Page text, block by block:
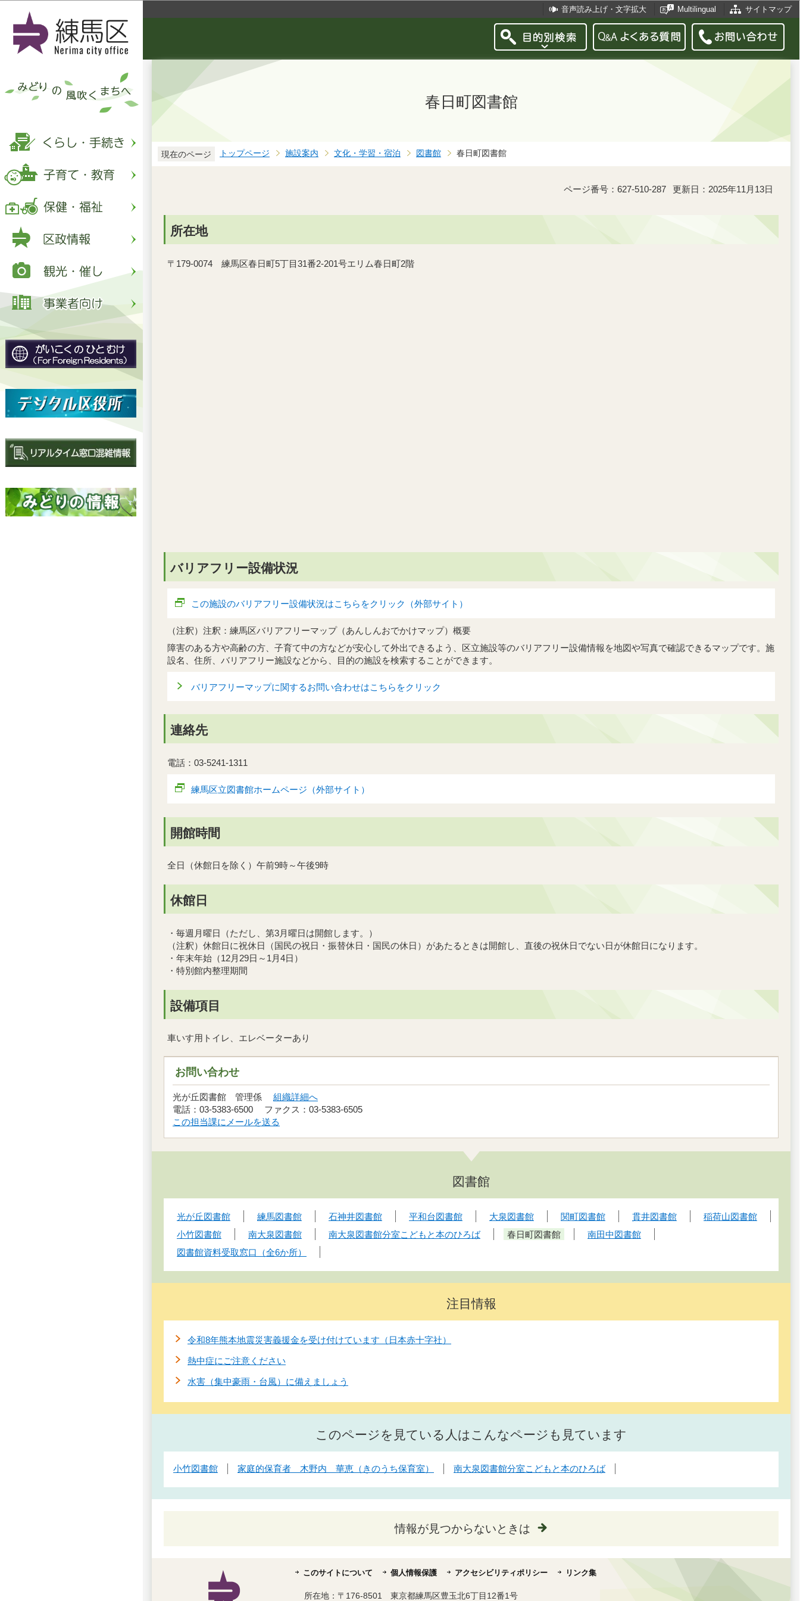
音声読み上げ・文字拡大 Multilingual サイトマップ
春日町図書館
現在のページ トップページ 施設案内 文化・学習・宿泊 図書館 春日町図書館
ページ番号：627-510-287 更新日：2025年11月13日
所在地
〒179-0074 練馬区春日町5丁目31番2-201号エリム春日町2階
バリアフリー設備状況
この施設のバリアフリー設備状況はこちらをクリック（外部サイト）
（注釈）注釈：練馬区バリアフリーマップ（あんしんおでかけマップ）概要
障害のある方や高齢の方、子育て中の方などが安心して外出できるよう、区立施設等のバリアフリー設備情報を地図や写真で確認できるマップです。施
設名、住所、バリアフリー施設などから、目的の施設を検索することができます。
バリアフリーマップに関するお問い合わせはこちらをクリック
連絡先
電話：03-5241-1311
練馬区立図書館ホームページ（外部サイト）
開館時間
全日（休館日を除く）午前9時～午後9時
休館日
・毎週月曜日（ただし、第3月曜日は開館します。）
（注釈）休館日に祝休日（国民の祝日・振替休日・国民の休日）があたるときは開館し、直後の祝休日でない日が休館日になります。
・年末年始（12月29日～1月4日）
・特別館内整理期間
設備項目
車いす用トイレ、エレベーターあり
お問い合わせ
光が丘図書館 管理係 組織詳細へ
電話：03-5383-6500 ファクス：03-5383-6505
この担当課にメールを送る
図書館
光が丘図書館 練馬図書館 石神井図書館 平和台図書館 大泉図書館 関町図書館 貫井図書館
稲荷山図書館
小竹図書館
南大泉図書館 南大泉図書館分室こどもと本のひろば 春日町図書館
南田中図書館
図書館資料受取窓口（全6か所）
注目情報
令和8年熊本地震災害義援金を受け付けています（日本赤十字社）
熱中症にご注意ください
水害（集中豪雨・台風）に備えましょう
このページを見ている人はこんなページも見ています
小竹図書館 家庭的保育者 木野内 華恵（きのうち保育室） 南大泉図書館分室こどもと本のひろば
情報が見つからないときは
このサイトについて 個人情報保護 アクセシビリティポリシー リンク集
所在地： 〒176-8501 東京都練馬区豊玉北6丁目12番1号